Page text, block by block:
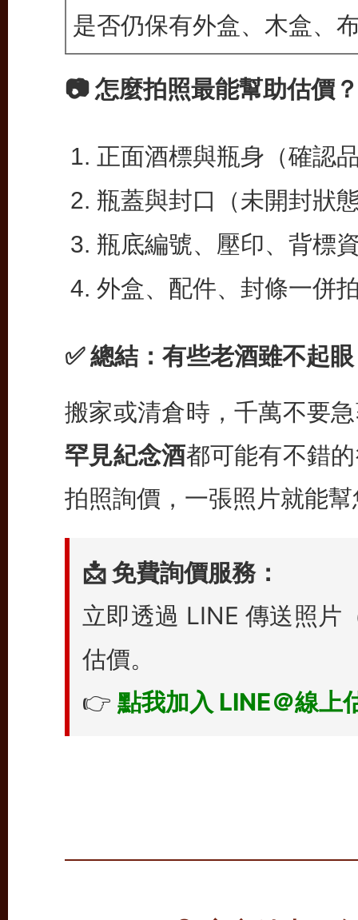
是否仍保有外盒、木盒、
📷 怎麼拍照最能幫助估價？
正面酒標與瓶身（確認
瓶蓋與封口（未開封狀
瓶底編號、壓印、背標
外盒、配件、封條一併
✅ 總結：有些老酒雖不起
搬家或清倉時，千萬不要
罕見紀念酒都可能有不錯
拍照詢價，一張照片就能
📩 免費詢價服務：
立即透過 LINE 傳送照片
估價。
👉 點我加入 LINE＠線上